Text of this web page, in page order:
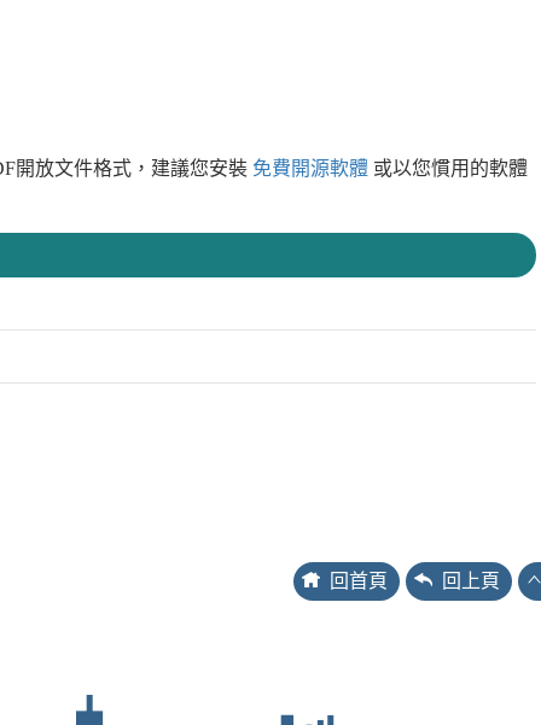
開放文件格式，建議您安裝 免費開源軟體 或以您慣用的軟體
回首頁 回上頁